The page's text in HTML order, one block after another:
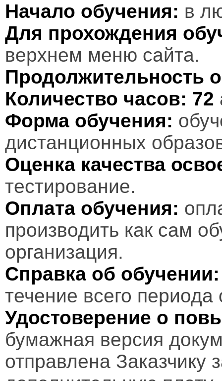
Начало обучения: в
Для прохождения
верхнем меню сайта.
Продолжительность
Количество часов: 72
Форма обучения:
дистанционных
Оценка качества
тестирование.
Оплата обучения:
производить как сам
организация.
Справка об обучении:
течение всего периода
Удостоверение о
бумажная версия
отправлена Заказчику